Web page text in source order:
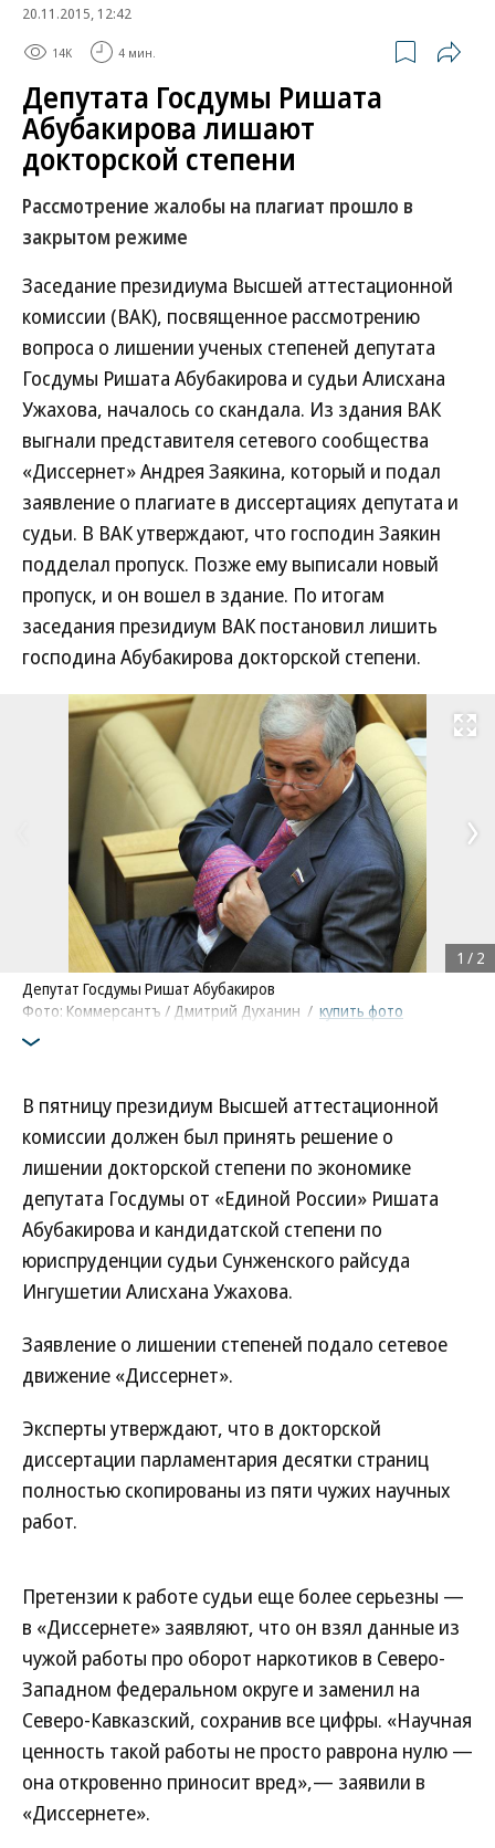
20.11.2015, 12:42
14K 4 мин.
Депутата Госдумы Ришата
Абубакирова лишают
докторской степени
Рассмотрение жалобы на плагиат прошло в
закрытом режиме
Заседание президиума Высшей аттестационной
комиссии (ВАК), посвященное рассмотрению
вопроса о лишении ученых степеней депутата
Госдумы Ришата Абубакирова и судьи Алисхана
Ужахова, началось со скандала. Из здания ВАК
выгнали представителя сетевого сообщества
«Диссернет» Андрея Заякина, который и подал
заявление о плагиате в диссертациях депутата и
судьи. В ВАК утверждают, что господин Заякин
подделал пропуск. Позже ему выписали новый
пропуск, и он вошел в здание. По итогам
заседания президиум ВАК постановил лишить
господина Абубакирова докторской степени.
Развернуть
Депутат Госдумы Ришат Абубакиров
Фото: Коммерсантъ / Дмитрий Духанин / купить фото
1 / 2
В пятницу президиум Высшей аттестационной
комиссии должен был принять решение о
лишении докторской степени по экономике
депутата Госдумы от «Единой России» Ришата
Абубакирова и кандидатской степени по
юриспруденции судьи Сунженского райсуда
Ингушетии Алисхана Ужахова.
Заявление о лишении степеней подало сетевое
движение «Диссернет».
Эксперты утверждают, что в докторской
диссертации парламентария десятки страниц
полностью скопированы из пяти чужих научных
работ.
Претензии к работе судьи еще более серьезны —
в «Диссернете» заявляют, что он взял данные из
чужой работы про оборот наркотиков в Северо-
Западном федеральном округе и заменил на
Северо-Кавказский, сохранив все цифры. «Научная
ценность такой работы не просто раврона нулю —
она откровенно приносит вред»,— заявили в
«Диссернете».